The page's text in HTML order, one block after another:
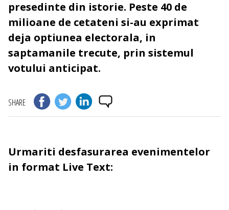
presedinte din istorie. Peste 40 de
milioane de cetateni si-au exprimat
deja optiunea electorala, in
saptamanile trecute, prin sistemul
votului anticipat.
SHARE
Urmariti desfasurarea evenimentelor
in format Live Text: